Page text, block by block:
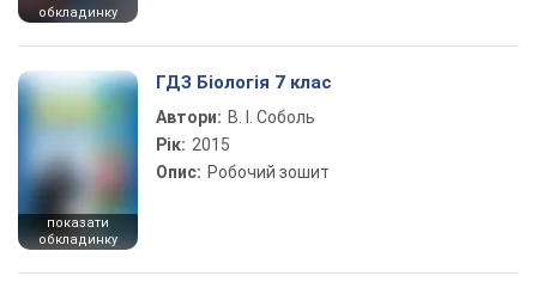
обкладинку
показати
обкладинку
ГДЗ Біологія 7 клас
Автори: В. І. Соболь
Рік: 2015
Опис: Робочий зошит